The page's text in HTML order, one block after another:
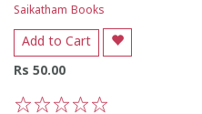
Saikatham Books
Add to Cart
Rs 50.00